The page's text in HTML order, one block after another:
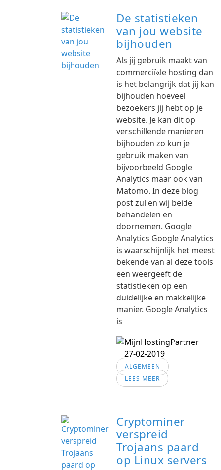
De statistieken
van jou website
bijhouden
Als jij gebruik maakt van
commerciï«le hosting dan
is het belangrijk dat jij kan
bijhouden hoeveel
bezoekers jij hebt op je
website. Je kan dit op
verschillende manieren
bijhouden zo kun je
gebruik maken van
bijvoorbeeld Google
Analytics maar ook van
Matomo. In deze blog
post zullen wij beide
behandelen en
doornemen. Google
Analytics Google Analytics
is waarschijnlijk het meest
bekende van al deze tools
een weergeeft de
statistieken op een
duidelijke en makkelijke
manier. Google Analytics
is
27-02-2019
ALGEMEEN
LEES MEER
Cryptominer
verspreid
Trojaans paard
op Linux servers